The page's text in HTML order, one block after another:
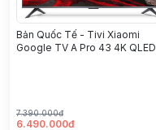
Bản Quốc Tế - Tivi Xiaomi
Google TV A Pro 43 4K QLED
7.390.000đ
6.490.000đ